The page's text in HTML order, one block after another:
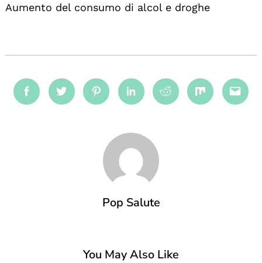
Aumento del consumo di alcol e droghe
FacebookTwitterPinterestLinkedinRedditMix
Pop Salute
You May Also Like